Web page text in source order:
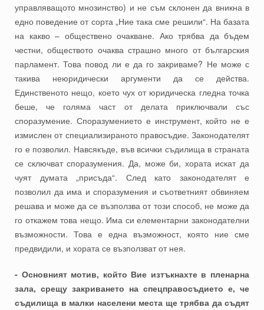
управляващото мнозинство) и не съм склонен да вникна в
едно поведение от сорта „Ние така сме решили“. На базата
на какво – обществено очакване. Ако трябва да бъдем
честни, обществото очаква страшно много от българския
парламент. Това повод ли е да го закриваме? Не може с
такива неюридически аргументи да се действа.
Единственото нещо, което чух от юридическа гледна точка
беше, че голяма част от делата приключвали със
споразумение. Споразумението е инструмент, който не е
измислен от специализираното правосъдие. Законодателят
го е позволил. Навсякъде, във всички съдилища в страната
се сключват споразумения. Да, може би, хората искат да
чуят думата „присъда“. След като законодателят е
позволил да има и споразумения и съответният обвиняем
решава и може да се възползва от този способ, не може да
го откажем това нещо. Има си елементарни законодателни
възможности. Това е една възможност, която ние сме
предвидили, и хората се възползват от нея.
- Основният мотив, който Вие изтъкнахте в пленарна
зала, срещу закриването на спецправосъдието е, че
съдилища в малки населени места ще трябва да съдят